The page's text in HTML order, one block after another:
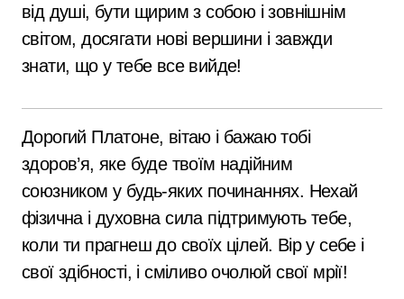
від душі, бути щирим з собою і зовнішнім
світом, досягати нові вершини і завжди
знати, що у тебе все вийде!
Дорогий Платоне, вітаю і бажаю тобі
здоров’я, яке буде твоїм надійним
союзником у будь-яких починаннях. Нехай
фізична і духовна сила підтримують тебе,
коли ти прагнеш до своїх цілей. Вір у себе і
свої здібності, і сміливо очолюй свої мрії!